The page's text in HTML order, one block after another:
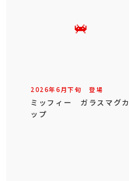
2026年6 月下旬 登場
ミッフィー ガラスマグカ
ップ